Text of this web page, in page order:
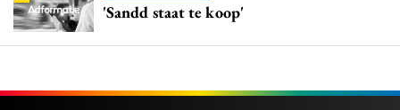
'Sandd staat te koop'